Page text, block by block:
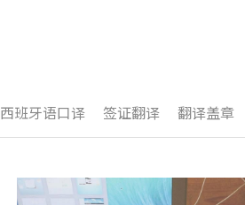
西班牙语口译 签证翻译 翻译盖章